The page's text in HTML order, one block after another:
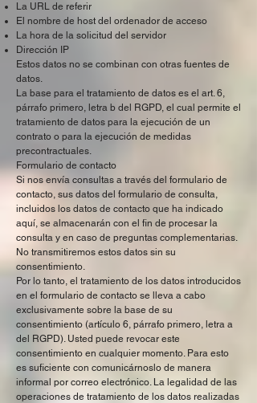
La URL de referir
El nombre de host del ordenador de acceso
La hora de la solicitud del servidor
Dirección IP
Estos datos no se combinan con otras fuentes de
datos.
La base para el tratamiento de datos es el art. 6,
párrafo primero, letra b del RGPD, el cual permite el
tratamiento de datos para la ejecución de un
contrato o para la ejecución de medidas
precontractuales.
Formulario de contacto
Si nos envía consultas a través del formulario de
contacto, sus datos del formulario de consulta,
incluidos los datos de contacto que ha indicado
aquí, se almacenarán con el fin de procesar la
consulta y en caso de preguntas complementarias.
No transmitiremos estos datos sin su
consentimiento.
Por lo tanto, el tratamiento de los datos introducidos
en el formulario de contacto se lleva a cabo
exclusivamente sobre la base de su
consentimiento (artículo 6, párrafo primero, letra a
del RGPD). Usted puede revocar este
consentimiento en cualquier momento. Para esto
es suficiente con comunicárnoslo de manera
informal por correo electrónico. La legalidad de las
operaciones de tratamiento de los datos realizadas